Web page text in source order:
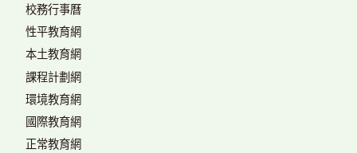
校務行事曆
性平教育網
本土教育網
課程計劃網
環境教育網
國際教育網
正常教育網